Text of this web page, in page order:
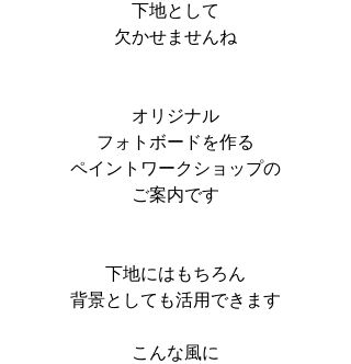
下地として
欠かせませんね
オリジナル
フォトボードを作る
ペイントワークショップの
ご案内です
下地にはもちろん
背景としても活用できます
こんな風に